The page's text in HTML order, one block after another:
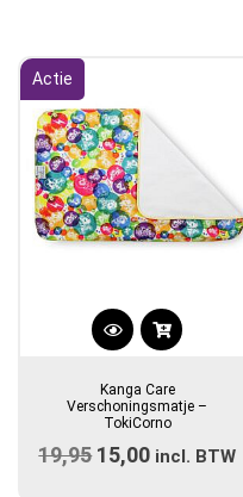
Actie
Kanga Care
Verschoningsmatje –
TokiCorno
19,95 Oorspronkelijke
15,00 Huidige
incl. BTW